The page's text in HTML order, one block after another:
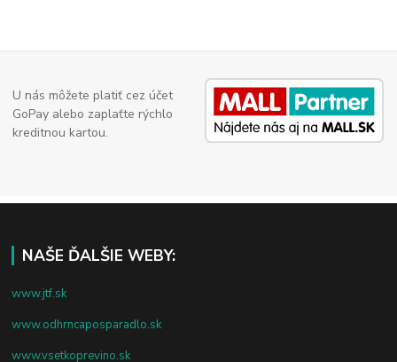
U nás môžete platiť cez účet
GoPay alebo zaplaťte rýchlo
kreditnou kartou.
NAŠE ĎALŠIE WEBY:
www.jtf.sk
www.odhrncaposparadlo.sk
www.vsetkoprevino.sk